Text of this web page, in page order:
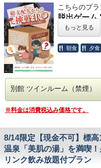
腐・青唐辛
し・じゃこ・
ソフトドリン
【お部屋】
◎お部屋は2
ーターはご
◎全室冷暖房
お子様用のア
のご用意は
ませ。
です。
ご夕食時
クの飲み
夕食：オー
お風呂は大浴
◎別館洋室タ
ーターはご
◎全室冷暖房
―添い寝のお
こちらのプラ
脱出ゲーム
夕食とお茶
ランです。
本館306号室
トでのご予
ることも可
ください。
終了までとな
【重要】
2024年4月1日
料金は、インタ
もっと見る
朝食 夕食
別館 ツインルーム（禁煙）
※料金は消費税込み価格です。
8/14限定【現金不可】標
温泉「美肌の湯」を満喫
リンク飲み放題付プラン